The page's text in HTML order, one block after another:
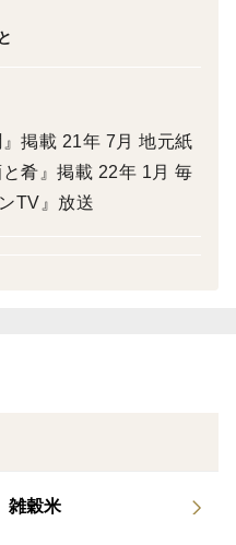
を使用しています。
士
がお米を作ります。
期間中、刈り取り後の乾
飯テスト（実食試験）を
れ圃場ごとに炊飯テスト
掲載 21年 7月 地元紙
肴』掲載 22年 1月 毎
TV』放送
雑穀米